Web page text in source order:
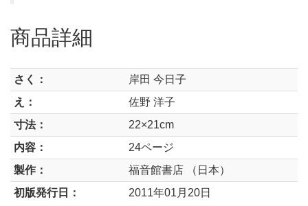
商品詳細
さく：
岸田 今日子
え：
佐野 洋子
寸法：
22×21cm
内容：
24ページ
製作：
福音館書店 （日本）
初版発行日：
2011年01月20日